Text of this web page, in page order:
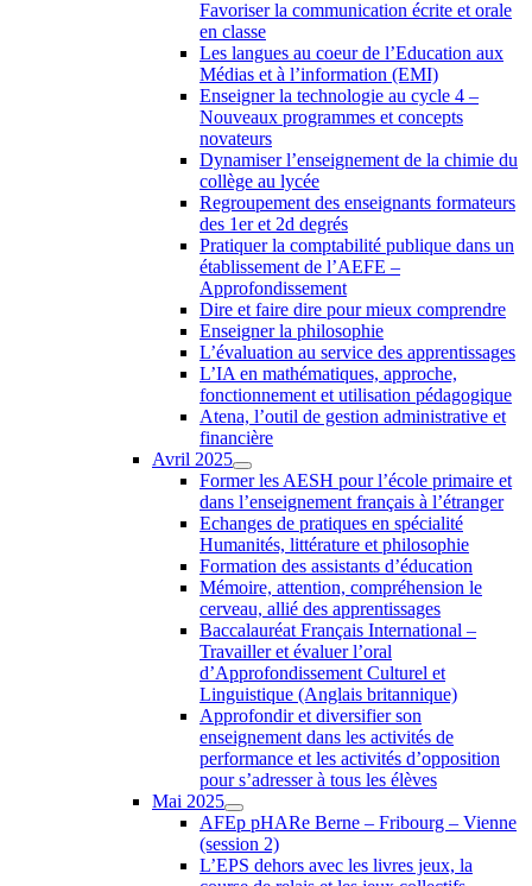
Favoriser la communication écrite et orale
en classe
Les langues au coeur de l’Education aux
Médias et à l’information (EMI)
Enseigner la technologie au cycle 4 –
Nouveaux programmes et concepts
novateurs
Dynamiser l’enseignement de la chimie du
collège au lycée
Regroupement des enseignants formateurs
des 1er et 2d degrés
Pratiquer la comptabilité publique dans un
établissement de l’AEFE –
Approfondissement
Dire et faire dire pour mieux comprendre
Enseigner la philosophie
L’évaluation au service des apprentissages
L’IA en mathématiques, approche,
fonctionnement et utilisation pédagogique
Atena, l’outil de gestion administrative et
financière
Avril 2025
Former les AESH pour l’école primaire et
dans l’enseignement français à l’étranger
Echanges de pratiques en spécialité
Humanités, littérature et philosophie
Formation des assistants d’éducation
Mémoire, attention, compréhension le
cerveau, allié des apprentissages
Baccalauréat Français International –
Travailler et évaluer l’oral
d’Approfondissement Culturel et
Linguistique (Anglais britannique)
Approfondir et diversifier son
enseignement dans les activités de
performance et les activités d’opposition
pour s’adresser à tous les élèves
Mai 2025
AFEp pHARe Berne – Fribourg – Vienne
(session 2)
L’EPS dehors avec les livres jeux, la